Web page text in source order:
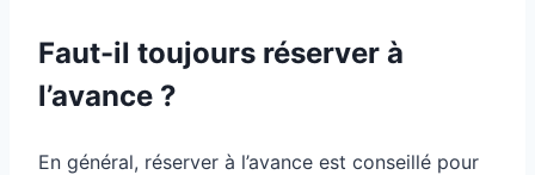
Faut-il toujours réserver à
l’avance ?
En général, réserver à l’avance est conseillé pour